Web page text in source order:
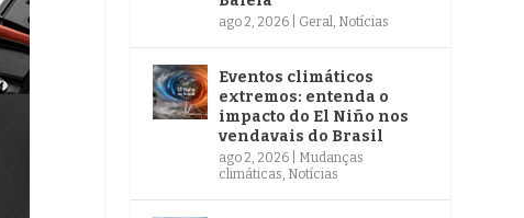
ago 2, 2026 Geral, Notícias
Eventos climáticos
extremos: entenda o
impacto do El Niño nos
vendavais do Brasil
ago 2, 2026
Mudanças
climáticas, Notícias